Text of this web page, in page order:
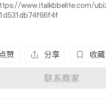
www.italkbbelite.com/
赞 分享 收藏
联系商家